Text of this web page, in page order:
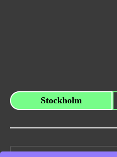
Stockholm
Sök